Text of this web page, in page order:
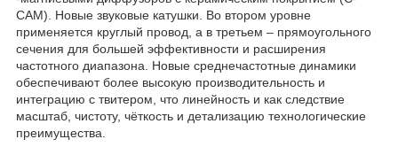
CAM). Новые звуковые катушки. Во втором уровне
применяется круглый провод, а в третьем – прямоугольного
сечения для большей эффективности и расширения
частотного диапазона. Новые среднечастотные динамики
обеспечивают более высокую производительность и
интеграцию с твитером, что линейность и как следствие
масштаб, чистоту, чёткость и детализацию технологические
преимущества.